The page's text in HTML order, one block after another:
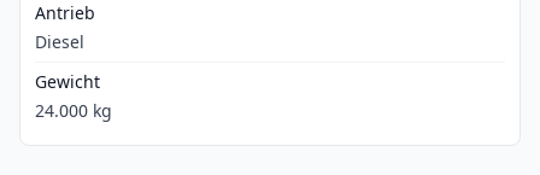
Antrieb
Diesel
Gewicht
24.000 kg